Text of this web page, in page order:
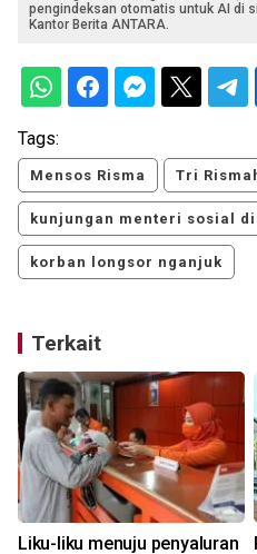
pengindeksan otomatis untuk AI di
Kantor Berita ANTARA.
Tags:
Mensos Risma Tri
kunjungan menteri sosial
korban longsor nganjuk
Terkait
Liku-liku menuju penyaluran